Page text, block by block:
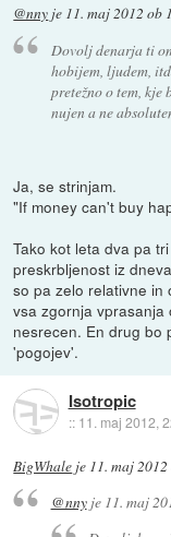
@nny je 11. maj 2012 ob
Dovolj denarja ti
hobijem, ljudem,
pretežno o tem, kje
nujen a ne
Ja, se strinjam.
"If money can't buy
Tako kot leta dva pa
preskrbljenost iz
so pa zelo relativne in
vsa zgornja vprasanja
nesrecen. En drug bo
'pogojev'.
Isotropic
:: 11. maj 2012,
BigWhale je 11. maj
@nnyje 11. maj